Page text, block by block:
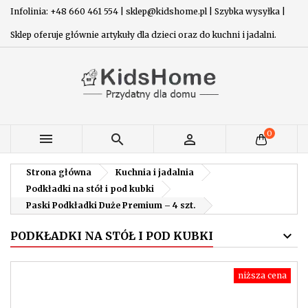
Infolinia: +48 660 461 554 | sklep@kidshome.pl | Szybka wysyłka |
Sklep oferuje głównie artykuły dla dzieci oraz do kuchni i jadalni.
   0
Strona główna
Kuchnia i jadalnia
Podkładki na stół i pod kubki
Paski Podkładki Duże Premium – 4 szt.
PODKŁADKI NA STÓŁ I POD KUBKI
niższa cena